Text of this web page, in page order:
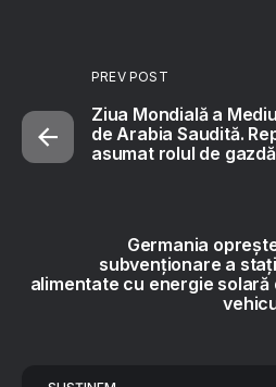
PREV POST
Ziua Mondială a
de Arabia Saudită.
asumat rolul de
Germania
subvenționare a
alimentate cu energie solară